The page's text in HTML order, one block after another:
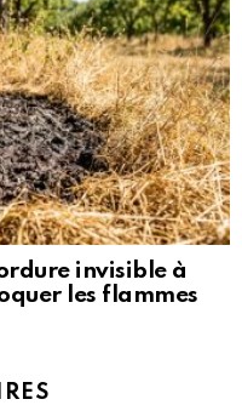
invisible à
les flammes